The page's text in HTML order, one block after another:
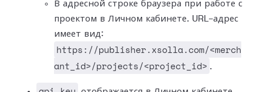
В адресной строке браузера при работе с
проектом в Личном кабинете. URL-адрес
имеет вид:
https://publisher.xsolla.com/<merch
ant_id>/projects/<project_id> .